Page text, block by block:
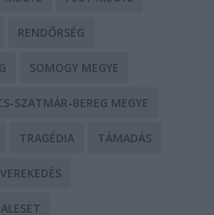
RENDŐRSÉG
SOMOGY MEGYE
SZATMÁR-BEREG MEGYE
TRAGÉDIA TÁMADÁS
VEREKEDÉS